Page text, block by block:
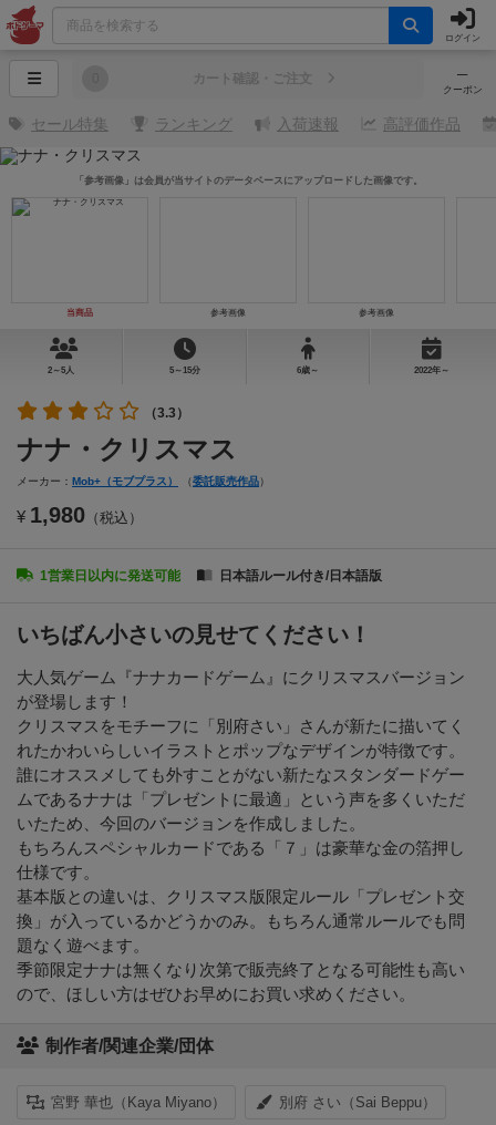
ログイン
─
クーポン
カート確認・ご注文
セール特集 ランキング 入荷速報 高評価作品
当商品 参考画像 参考画像
「参考画像」は会員が当サイトのデータベースにアップロードした画像です。
2～5人 5～15分 6歳～ 2022年～
（3.3）
ナナ・クリスマス
メーカー： Mob+（モブプラス） （委託販売作品）
¥ 1,980 （税込）
1営業日以内に発送可能 日本語ルール付き/日本語版
いちばん小さいの見せてください！
大人気ゲーム『ナナカードゲーム』にクリスマスバージョン
が登場します！
クリスマスをモチーフに「別府さい」さんが新たに描いてく
れたかわいらしいイラストとポップなデザインが特徴です。
誰にオススメしても外すことがない新たなスタンダードゲー
ムであるナナは「プレゼントに最適」という声を多くいただ
いたため、今回のバージョンを作成しました。
もちろんスペシャルカードである「７」は豪華な金の箔押し
仕様です。
基本版との違いは、クリスマス版限定ルール「プレゼント交
換」が入っているかどうかのみ。もちろん通常ルールでも問
題なく遊べます。
季節限定ナナは無くなり次第で販売終了となる可能性も高い
ので、ほしい方はぜひお早めにお買い求めください。
制作者/関連企業/団体
宮野 華也（Kaya Miyano） 別府 さい（Sai Beppu）